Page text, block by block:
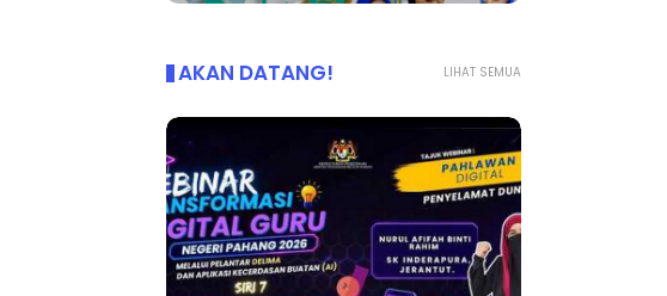
LIHAT SEMUA
AKAN DATANG!